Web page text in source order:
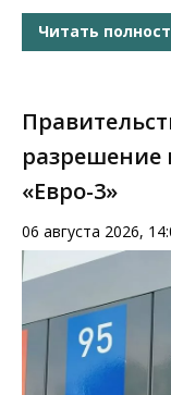
Читать
разрешение
«Евро-3»
06 августа 2026,